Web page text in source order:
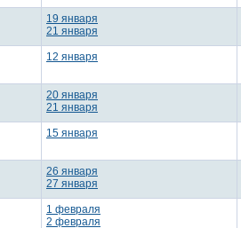
19 января
21 января
12 января
20 января
21 января
15 января
26 января
27 января
1 февраля
2 февраля